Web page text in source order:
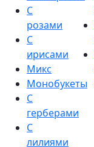
С
розами
С
ирисами
Микс
Монобукеты
С
герберами
С
лилиями